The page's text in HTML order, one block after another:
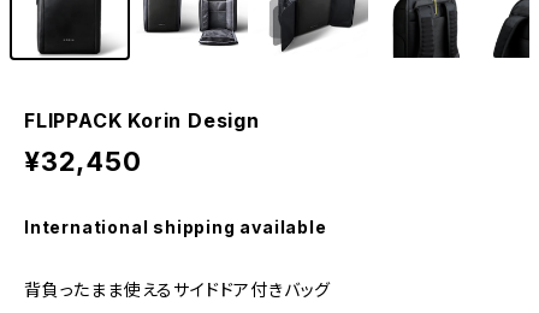
FLIPPACK Korin Design
¥32,450
International shipping available
背負ったまま使えるサイドドア付きバッグ